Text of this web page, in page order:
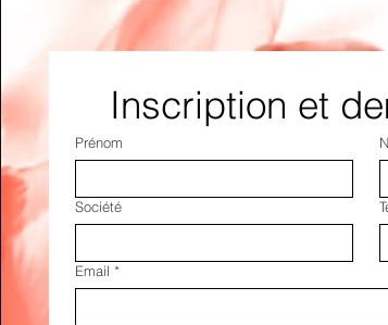
Inscription et
Prénom
Société
Email *